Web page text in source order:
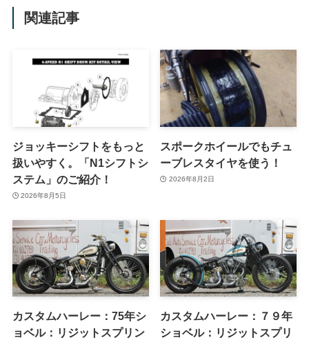
関連記事
ジョッキーシフトをもっと
扱いやすく。「N1シフトシ
ステム」のご紹介！
2026年8月5日
スポークホイールでもチュ
ーブレスタイヤを使う！
2026年8月2日
カスタムハーレー：75年シ
ョベル：リジットスプリン
カスタムハーレー：７９年
ショベル：リジットスプリ